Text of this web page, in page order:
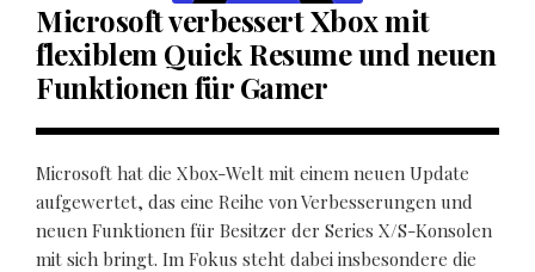
Microsoft verbessert Xbox mit
flexiblem Quick Resume und neuen
Funktionen für Gamer
Microsoft hat die Xbox-Welt mit einem neuen Update
aufgewertet, das eine Reihe von Verbesserungen und
neuen Funktionen für Besitzer der Series X/S-Konsolen
mit sich bringt. Im Fokus steht dabei insbesondere die